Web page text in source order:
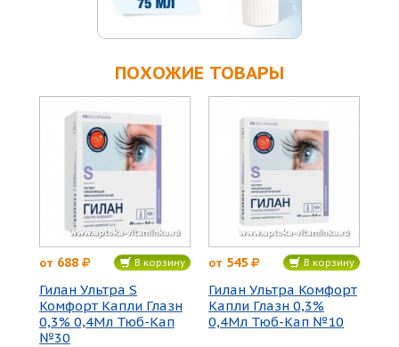
ПОХОЖИЕ ТОВАРЫ
от 688 В корзину
Гилан Ультра S
Комфорт Капли Глазн
0,3% 0,4Мл Тюб-Кап
№30
от 545 В корзину
Гилан Ультра Комфорт
Капли Глазн 0,3%
0,4Мл Тюб-Кап №10